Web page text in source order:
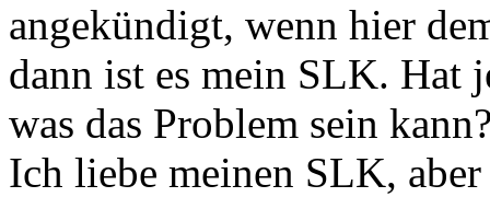
angekündigt, wenn hier
dann ist es mein SLK. Hat
was das Problem sein
Ich liebe meinen SLK,